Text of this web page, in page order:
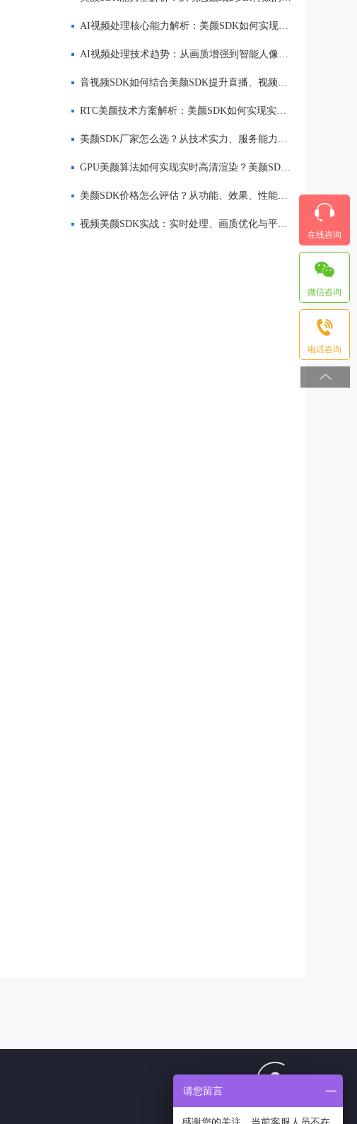
AI视频处理核心能力解析：美颜SDK如何实现美颜、实时渲染与多端适配
AI视频处理技术趋势：从画质增强到智能人像优化
音视频SDK如何结合美颜SDK提升直播、视频社交与互动体验
RTC美颜技术方案解析：美颜SDK如何实现实时互动场景下的低延迟美颜
美颜SDK厂家怎么选？从技术实力、服务能力到品牌口碑全面解析
GPU美颜算法如何实现实时高清渲染？美颜SDK核心技术解析
美颜SDK价格怎么评估？从功能、效果、性能到服务全面解析
视频美颜SDK实战：实时处理、画质优化与平台适配
1807424193
客服QQ
在线咨询
微信咨询
电话咨询
请您留言